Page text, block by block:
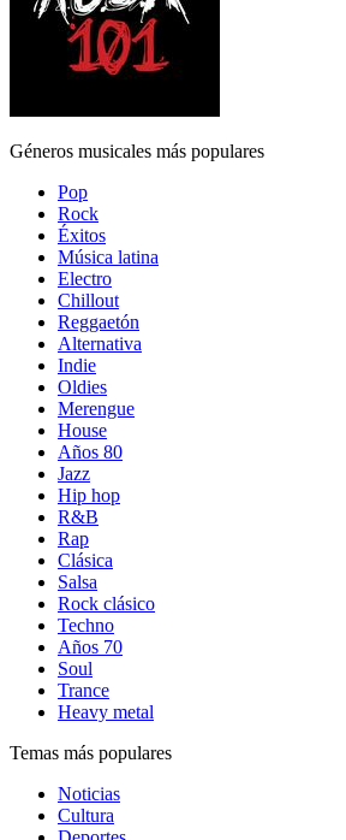
Géneros musicales más populares
Pop
Rock
Éxitos
Música latina
Electro
Chillout
Reggaetón
Alternativa
Indie
Oldies
Merengue
House
Años 80
Jazz
Hip hop
R&B
Rap
Clásica
Salsa
Rock clásico
Techno
Años 70
Soul
Trance
Heavy metal
Temas más populares
Noticias
Cultura